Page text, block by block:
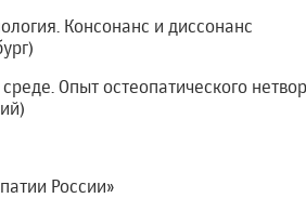
Консонанс и диссонанс
Опыт остеопатического
России»